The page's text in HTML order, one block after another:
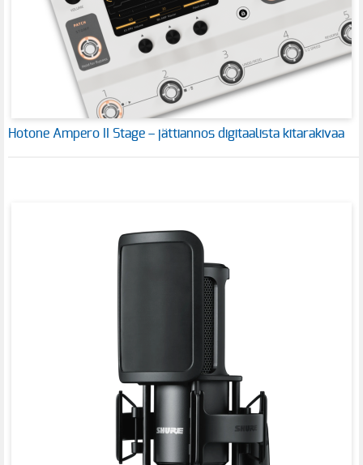
Hotone Ampero II Stage – jättiannos digitaalista kitarakivaa